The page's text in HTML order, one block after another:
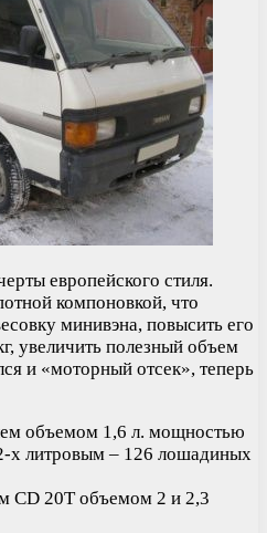
европейского стиля.
компоновкой, что
минивэна, повысить его
увеличить полезный объем
и «моторный отсек», теперь
объемом 1,6 л. мощностью
х литровым – 126 лошадиных
CD 20T объемом 2 и 2,3